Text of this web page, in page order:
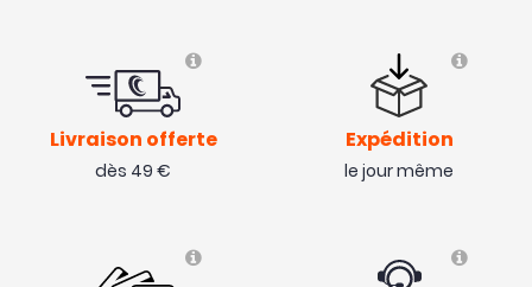
Livraison offerte
dès 49 €
Expédition
le jour même